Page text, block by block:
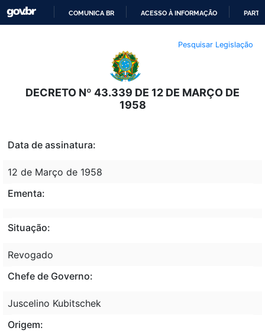
O
CONTEÚDO
COMUNICA BR ACESSO À INFORMAÇÃO
Pesquisar Legislação
DECRETO Nº 43.339 DE 12 DE MARÇO DE
1958
Data de assinatura:
12 de Março de 1958
Ementa:
Situação:
Revogado
Chefe de Governo:
Juscelino Kubitschek
Origem: